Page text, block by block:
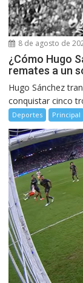
8 de agosto de
¿Cómo Hugo
remates a un
Hugo Sánchez
conquistar cinco
Deportes Principal